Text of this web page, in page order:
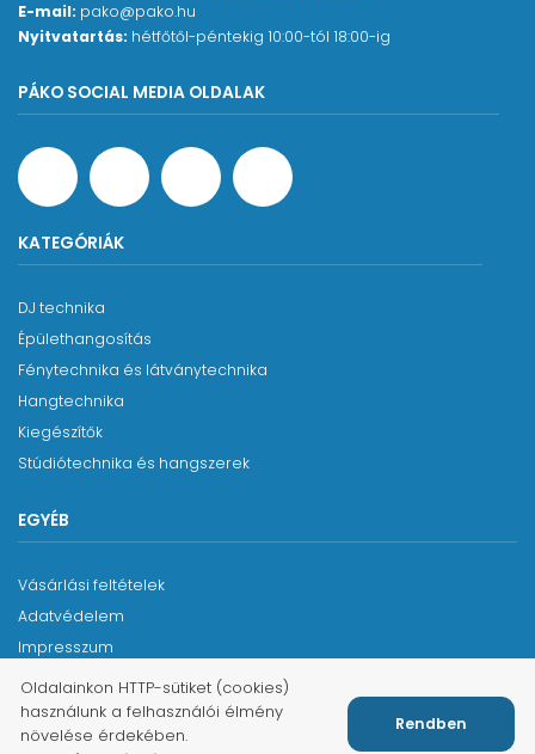
E-mail: pako@pako.hu
Nyitvatartás: hétfőtől-péntekig 10:00-tól 18:00-ig
PÁKO SOCIAL MEDIA OLDALAK
KATEGÓRIÁK
DJ technika
Épülethangosítás
Fénytechnika és látványtechnika
Hangtechnika
Kiegészítők
Stúdiótechnika és hangszerek
EGYÉB
Vásárlási feltételek
Adatvédelem
Impresszum
Oldalainkon HTTP-sütiket (cookies)
használunk a felhasználói élmény
növelése érdekében.
Rendben